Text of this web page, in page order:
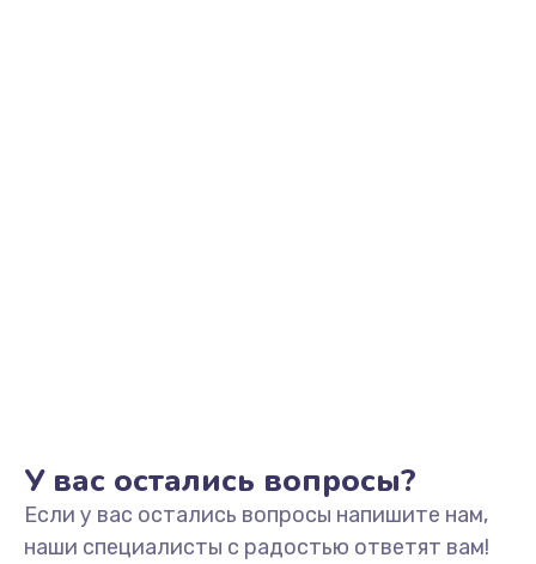
Замена/Pемонт карбюратора
1300 руб.
У вас остались вопросы?
Если у вас остались вопросы напишите нам,
наши специалисты с радостью ответят вам!